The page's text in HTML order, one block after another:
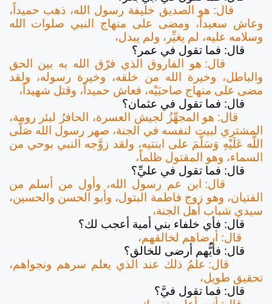
قال: هو الصديق خليفة رسول الله، ذهب حميداً،
وعاش سعيداً، ومضى على منهاج النبي صلوات الله
وسلامه عليه، لم يغيِّر، ولم يبدل،
قال: فما تقول في عمر؟
قال: هو الفاروق الذي فرّق الله به بين الحق
والباطل، وخيرة الله من خلقه، وخيرة رسوله، ولقد
مضى على منهاج صاحبَيْه، فعاش حميداً، وقتل شهيداً،
قال: فما تقول في عثمان؟
قال: هو المجهِّزُ لجيش العسرة، الحافرُ لبئر رومة،
المشتري لبيت لنفسه في الجنة، صهر رسول الله صَلَّى
اللَّه عَلَيْهِ وَسَلَّمَ على ابنتيه، ولقد زوَّجه النبي بوحي من
السماء، وهو المقتول ظلماً،
قال: فما تقول في عليِّ؟
قال: ابن عم رسول الله، وأول من أسلم من
الفتيان، وهو زوج فاطمة البتول، وأبو الحسن والحسين،
سيدي شباب أهل الجنة،
قال: فأي خلفاء بني أمية أعجب لك؟
قال: أرضاهم لخالقهم،
قال: فأيُّهم أرضى للخالق؟
قال: علمُ ذلك عند الذي يعلم سرهم ونجواهم،
تحقيق طويل،
قال: فما تقول فيَّ؟